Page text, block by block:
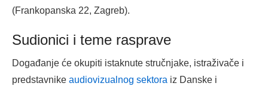
(Frankopanska 22, Zagreb).
Sudionici i teme rasprave
Događanje će okupiti istaknute stručnjake, istraživače i
predstavnike audiovizualnog sektora iz Danske i